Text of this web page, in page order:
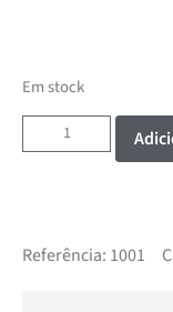
Em stock
Referência: 1001